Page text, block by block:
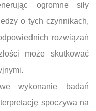
ogromne siły
o tych czynnikach,
rozwiązań
może skutkować
wykonanie badań
spoczywa na